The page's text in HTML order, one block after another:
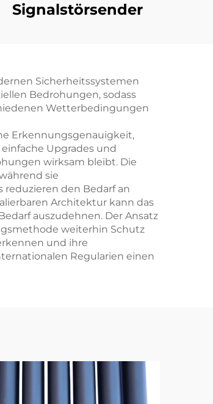
Signalstörsender
Sicherheitssystemen
Bedrohungen, sodass
Wetterbedingungen
Erkennungsgenauigkeit,
Upgrades und
wirksam bleibt. Die
sie
den Bedarf an
Architektur kann das
auszudehnen. Der Ansatz
weiterhin Schutz
und ihre
Regularien einen